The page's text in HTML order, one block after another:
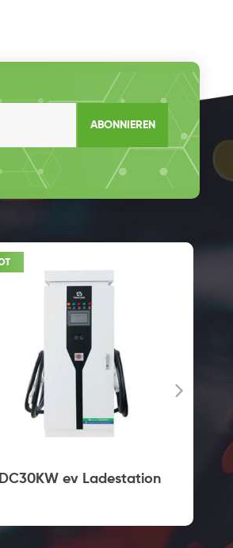
ABONNIEREN
DC30KW ev Ladestation